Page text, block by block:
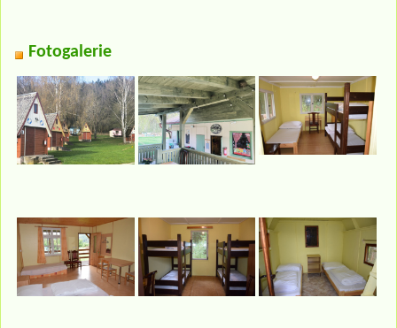
Fotogalerie